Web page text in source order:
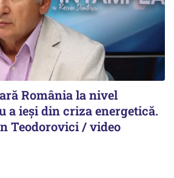
România la nivel
a ieși din criza energetică.
Teodorovici / video